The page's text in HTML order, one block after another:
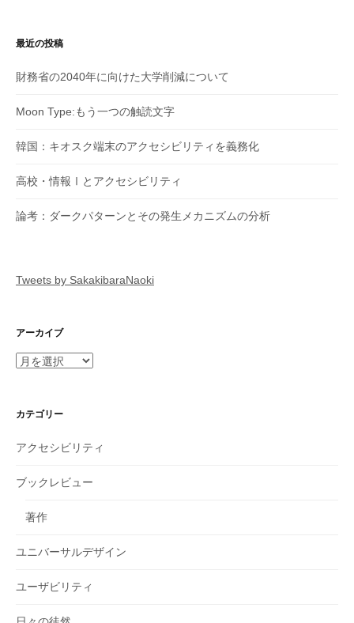
最近の投稿
財務省の2040年に向けた大学削減について
Moon Type:もう一つの触読文字
韓国：キオスク端末のアクセシビリティを義務化
高校・情報Ⅰとアクセシビリティ
論考：ダークパターンとその発生メカニズムの分析
Tweets by SakakibaraNaoki
アーカイブ
ア
イ
カテゴリー
アクセシビリティ
ブックレビュー
著作
ユニバーサルデザイン
ユーザビリティ